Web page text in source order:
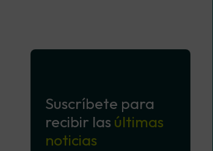
Suscríbete para
recibir las últimas
noticias